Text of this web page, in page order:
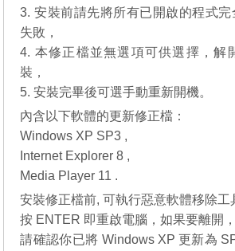
3. 安裝前請先將所有已開啟的程式
失敗，
4. 本修正檔並無選項可供選擇，解
裝，
5. 安裝完畢後可選手動重新開機。
內含以下軟體的更新修正檔：
Windows XP SP3 ,
Internet Explorer 8 ,
Media Player 11 .
安裝修正檔前, 可執行惡意軟體移除工
按 ENTER 即重啟電腦，如果要離開
請確認你已將 Windows XP 更新為